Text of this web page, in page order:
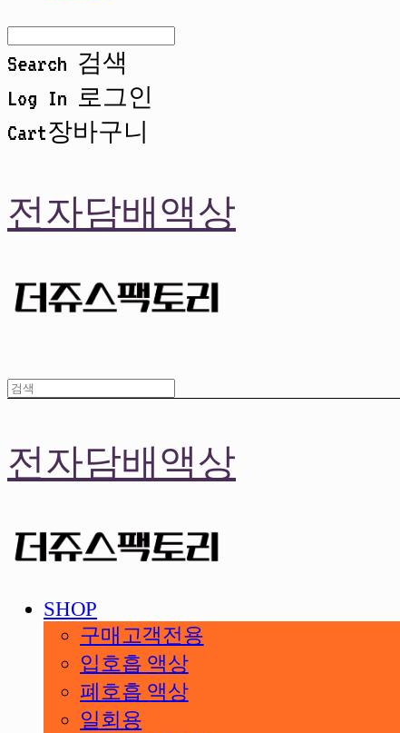
Search 검색
Log In 로그인
Cart장바구니
전자담배액상
전자담배액상
SHOP
구매고객전용
입호흡 액상
폐호흡 액상
일회용